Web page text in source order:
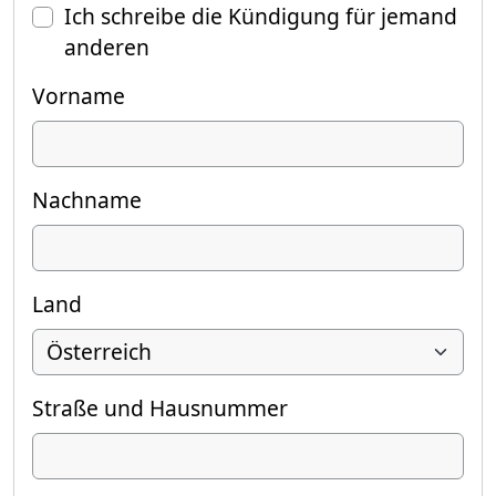
Ich schreibe die Kündigung für jemand
anderen
Vorname
Nachname
Land
Straße und Hausnummer